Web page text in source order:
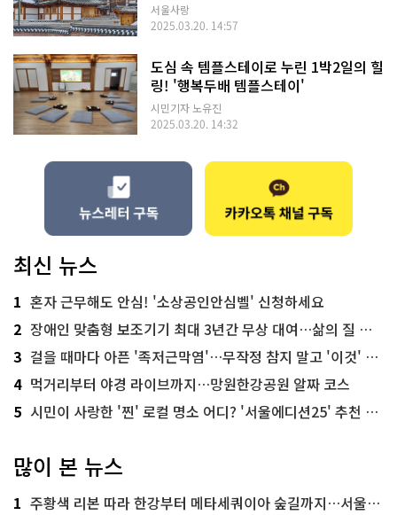
서울사랑
2025.03.20. 14:57
도심 속 템플스테이로 누린 1박2일의 힐
링! '행복두배 템플스테이'
시민기자 노유진
2025.03.20. 14:32
최신 뉴스
1 혼자 근무해도 안심! '소상공인안심벨' 신청하세요
2 장애인 맞춤형 보조기기 최대 3년간 무상 대여…삶의 질 높인다
3 걸을 때마다 아픈 '족저근막염'…무작정 참지 말고 '이것' 해보세요!
4 먹거리부터 야경 라이브까지…망원한강공원 알짜 코스
5 시민이 사랑한 '찐' 로컬 명소 어디? '서울에디션25' 추천 코스
많이 본 뉴스
1 주황색 리본 따라 한강부터 메타세쿼이아 숲길까지…서울둘레길 15코스